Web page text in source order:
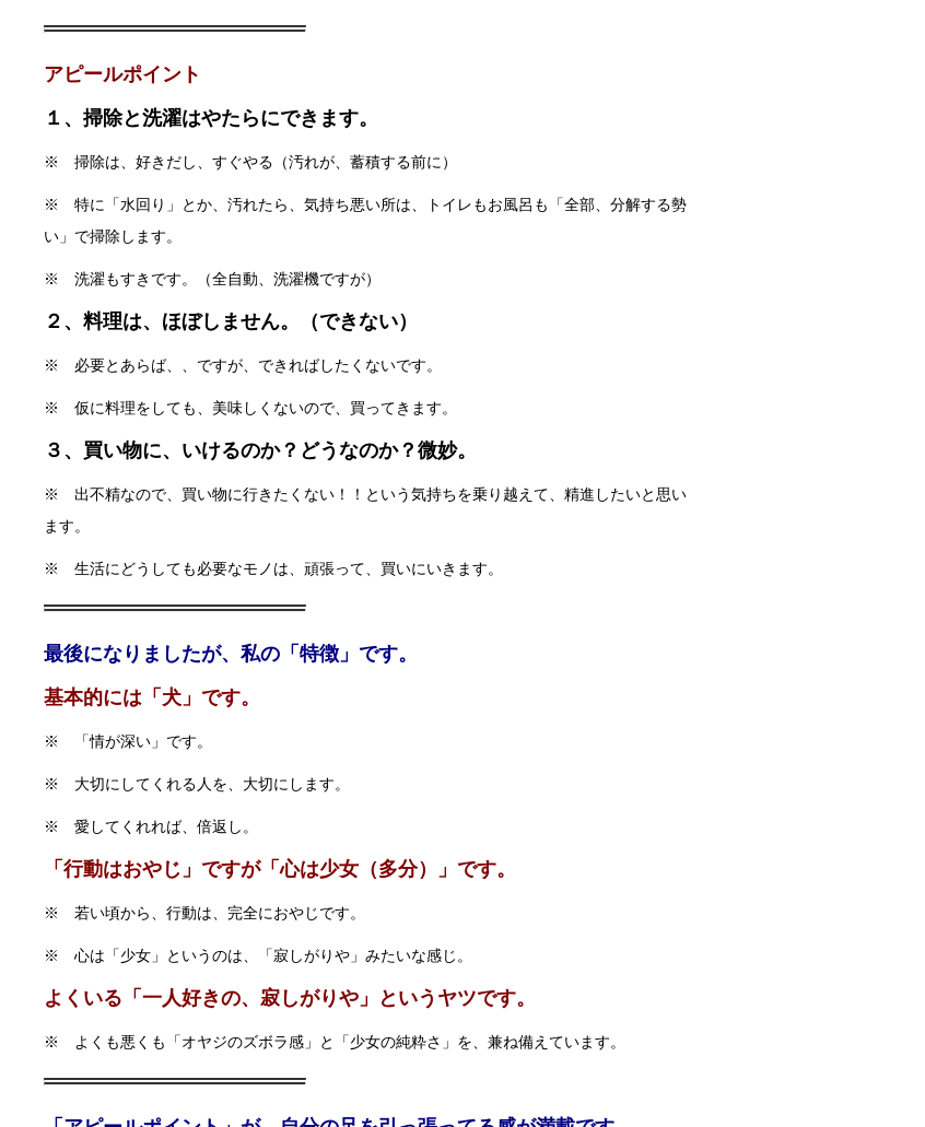
アピールポイント
１、掃除と洗濯はやたらにできます。
※ 掃除は、好きだし、すぐやる（汚れが、蓄積する前に）
※ 特に「水回り」とか、汚れたら、気持ち悪い所は、トイレもお風呂も「全部、分解する勢
い」で掃除します。
※ 洗濯もすきです。（全自動、洗濯機ですが）
２、料理は、ほぼしません。（できない）
※ 必要とあらば、、ですが、できればしたくないです。
※ 仮に料理をしても、美味しくないので、買ってきます。
３、買い物に、いけるのか？どうなのか？微妙。
※ 出不精なので、買い物に行きたくない！！という気持ちを乗り越えて、精進したいと思い
ます。
※ 生活にどうしても必要なモノは、頑張って、買いにいきます。
最後になりましたが、私の「特徴」です。
基本的には「犬」です。
※ 「情が深い」です。
※ 大切にしてくれる人を、大切にします。
※ 愛してくれれば、倍返し。
「行動はおやじ」ですが「心は少女（多分）」です。
※ 若い頃から、行動は、完全におやじです。
※ 心は「少女」というのは、「寂しがりや」みたいな感じ。
よくいる「一人好きの、寂しがりや」というヤツです。
※ よくも悪くも「オヤジのズボラ感」と「少女の純粋さ」を、兼ね備えています。